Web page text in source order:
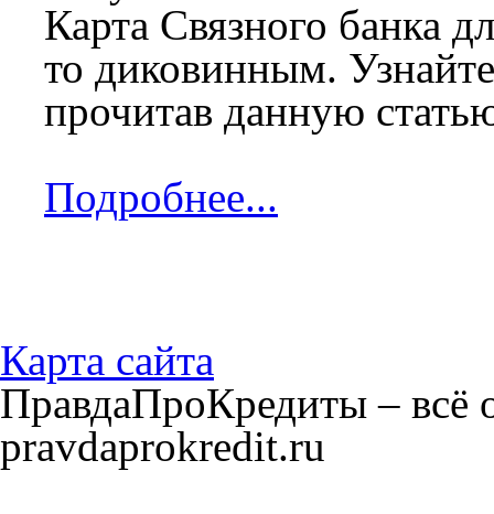
Карта Связного банка
то диковинным.
прочитав данную
Подробнее...
Карта сайта
ПравдаПроКредиты – всё
pravdaprokredit.ru